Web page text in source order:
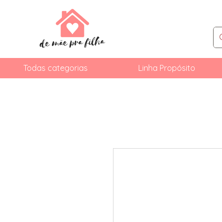
Todas categorias Linha Propósito